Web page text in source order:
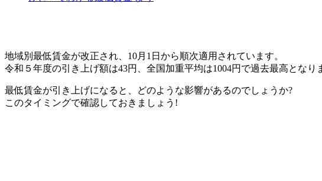
日
地域別最低賃金が改正され、10月1日から順次適用されています。
令和５年度の引き上げ額は43円、全国加重平均は1004円で過去最高となり
最低賃金が引き上げになると、どのような影響があるのでしょうか?
このタイミングで確認しておきましょう!